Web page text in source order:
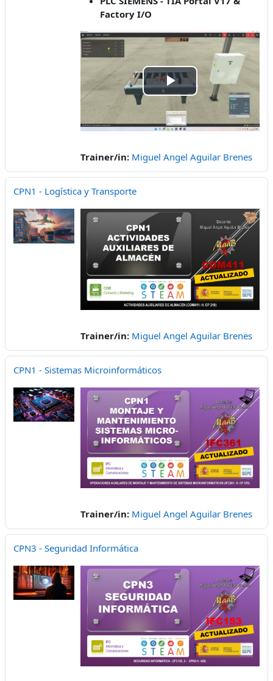
Factory I/O
Video
abspielen
Trainer/in: Miguel Angel Aguilar Brenes
CPN1 - Logística y Transporte
Trainer/in: Miguel Angel Aguilar Brenes
CPN1 - Sistemas Microinformáticos
Trainer/in: Miguel Angel Aguilar Brenes
CPN3 - Seguridad Informática